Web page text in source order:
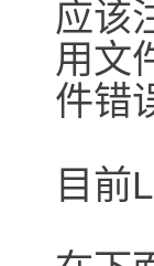
应该
用文
件错
目前